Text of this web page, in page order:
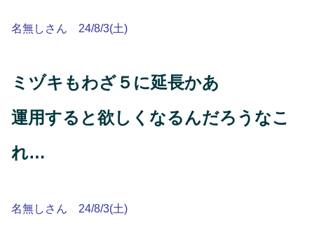
名無しさん 24/8/3(土)
ミヅキもわざ５に延長かあ
運用すると欲しくなるんだろうなこ
れ…
名無しさん 24/8/3(土)